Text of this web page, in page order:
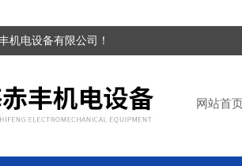
机电设备有限公司！
网站首